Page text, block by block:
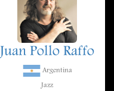
Juan Pollo Raffo
Argentina
Jazz